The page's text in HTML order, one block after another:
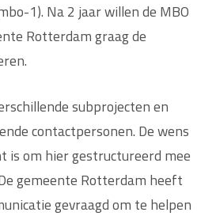
1). Na 2 jaar willen de MBO
Rotterdam graag de
subprojecten en
contactpersonen. De wens
is om hier gestructureerd mee
gemeente Rotterdam heeft
gevraagd om te helpen